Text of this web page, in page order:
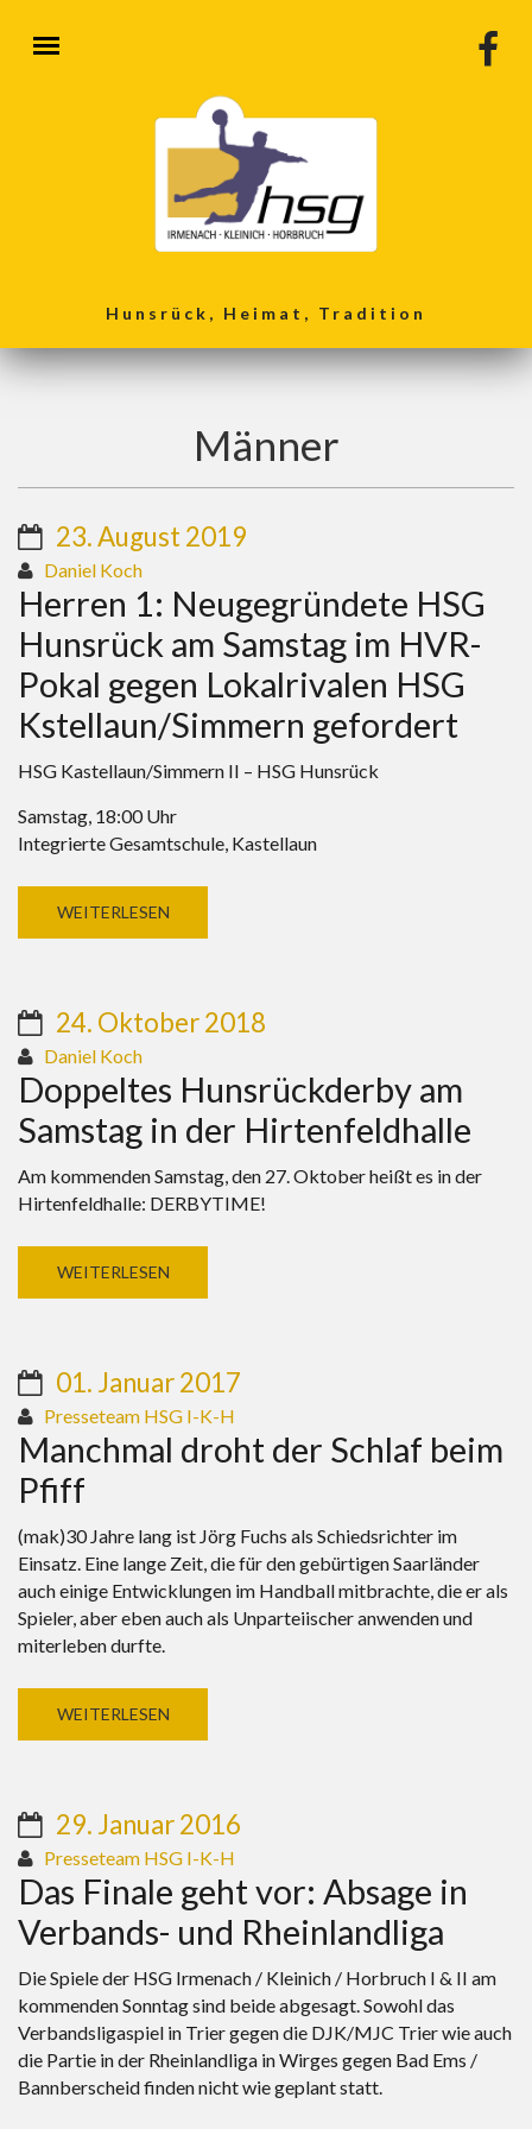
Hunsrück, Heimat, Tradition
Männer
23. August 2019
Daniel Koch
Herren 1: Neugegründete HSG
Hunsrück am Samstag im HVR-
Pokal gegen Lokalrivalen HSG
Kstellaun/Simmern gefordert
HSG Kastellaun/Simmern II – HSG Hunsrück
Samstag, 18:00 Uhr
Integrierte Gesamtschule, Kastellaun
WEITERLESEN
24. Oktober 2018
Daniel Koch
Doppeltes Hunsrückderby am
Samstag in der Hirtenfeldhalle
Am kommenden Samstag, den 27. Oktober heißt es in der
Hirtenfeldhalle: DERBYTIME!
WEITERLESEN
01. Januar 2017
Presseteam HSG I-K-H
Manchmal droht der Schlaf beim
Pfiff
(mak)30 Jahre lang ist Jörg Fuchs als Schiedsrichter im
Einsatz. Eine lange Zeit, die für den gebürtigen Saarländer
auch einige Entwicklungen im Handball mitbrachte, die er als
Spieler, aber eben auch als Unparteiischer anwenden und
miterleben durfte.
WEITERLESEN
29. Januar 2016
Presseteam HSG I-K-H
Das Finale geht vor: Absage in
Verbands- und Rheinlandliga
Die Spiele der HSG Irmenach / Kleinich / Horbruch I & II am
kommenden Sonntag sind beide abgesagt. Sowohl das
Verbandsligaspiel in Trier gegen die DJK/MJC Trier wie auch
die Partie in der Rheinlandliga in Wirges gegen Bad Ems /
Bannberscheid finden nicht wie geplant statt.